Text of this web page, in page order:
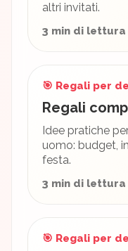
altri invitati.
3 min di lettura
🎯 Regali per
Regali
Idee pratiche
uomo: budget,
festa.
3 min di lettura
🎯 Regali per